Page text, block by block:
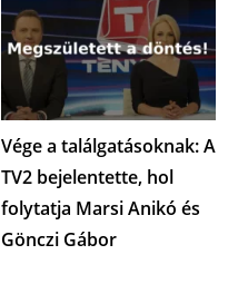
Vége a találgatásoknak: A
TV2 bejelentette, hol
folytatja Marsi Anikó és
Gönczi Gábor